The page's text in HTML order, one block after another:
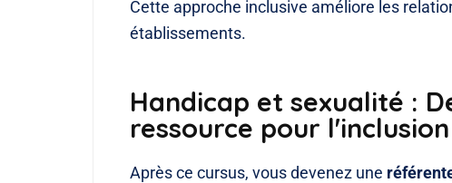
Cette approche inclusive améliore les
établissements.
Handicap et sexualité :
ressource pour l'inclusion
Après ce cursus, vous devenez une